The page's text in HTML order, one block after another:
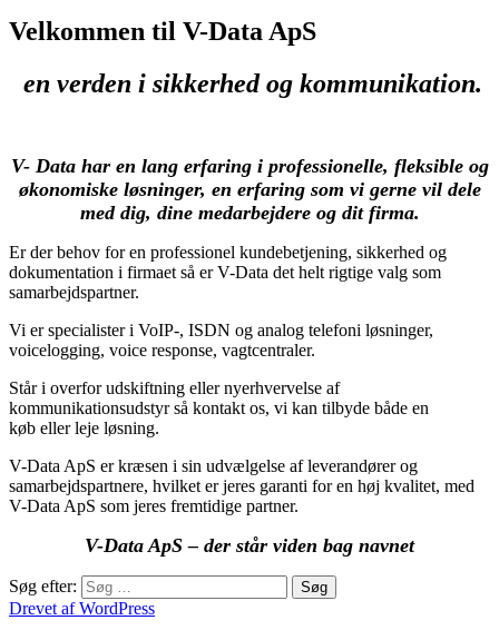
Velkommen til V-Data ApS
en verden i sikkerhed og kommunikation.
V- Data har en lang erfaring i professionelle, fleksible og
økonomiske løsninger, en erfaring som vi gerne vil dele
med dig, dine medarbejdere og dit firma.
Er der behov for en professionel kundebetjening, sikkerhed og
dokumentation i firmaet så er V-Data det helt rigtige valg som
samarbejdspartner.
Vi er specialister i VoIP-, ISDN og analog telefoni løsninger,
voicelogging, voice response, vagtcentraler.
Står i overfor udskiftning eller nyerhvervelse af
kommunikationsudstyr så kontakt os, vi kan tilbyde både en
køb eller leje løsning.
V-Data ApS er kræsen i sin udvælgelse af leverandører og
samarbejdspartnere, hvilket er jeres garanti for en høj kvalitet, med
V-Data ApS som jeres fremtidige partner.
V-Data ApS – der står viden bag navnet
Søg efter:
Drevet af WordPress